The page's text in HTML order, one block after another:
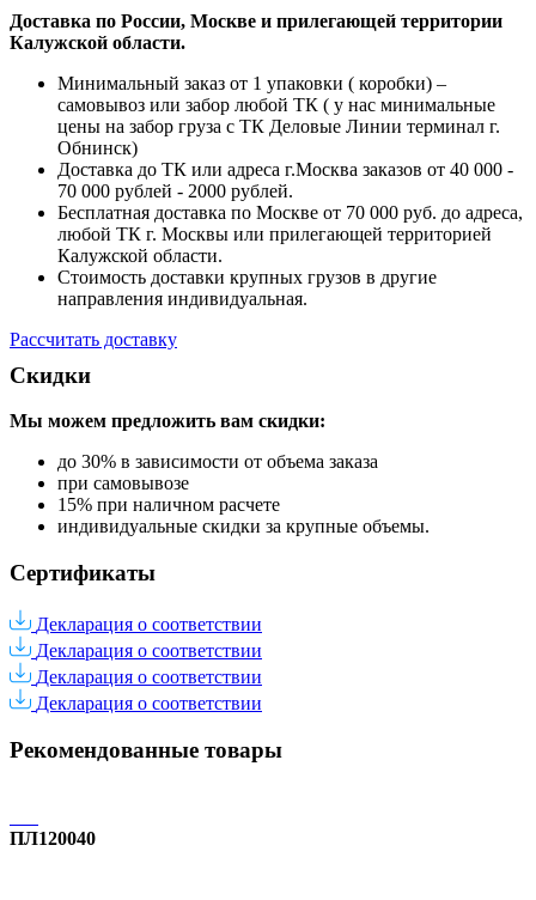
Доставка по России, Москве и прилегающей территории
Калужской области.
Минимальный заказ от 1 упаковки ( коробки) –
самовывоз или забор любой ТК ( у нас минимальные
цены на забор груза с ТК Деловые Линии терминал г.
Обнинск)
Доставка до ТК или адреса г.Москва заказов от 40 000 -
70 000 рублей - 2000 рублей.
Бесплатная доставка по Москве от 70 000 руб. до адреса,
любой ТК г. Москвы или прилегающей территорией
Калужской области.
Стоимость доставки крупных грузов в другие
направления индивидуальная.
Рассчитать доставку
Скидки
Мы можем предложить вам скидки:
до 30% в зависимости от объема заказа
при самовывозе
15% при наличном расчете
индивидуальные скидки за крупные объемы.
Сертификаты
Декларация о соответствии
Декларация о соответствии
Декларация о соответствии
Декларация о соответствии
Рекомендованные товары
ПЛ120040